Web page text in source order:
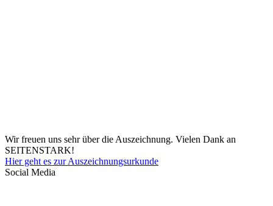
Wir freuen uns sehr über die Auszeichnung. Vielen Dank an
SEITENSTARK!
Hier geht es zur Auszeichnungsurkunde
Social Media